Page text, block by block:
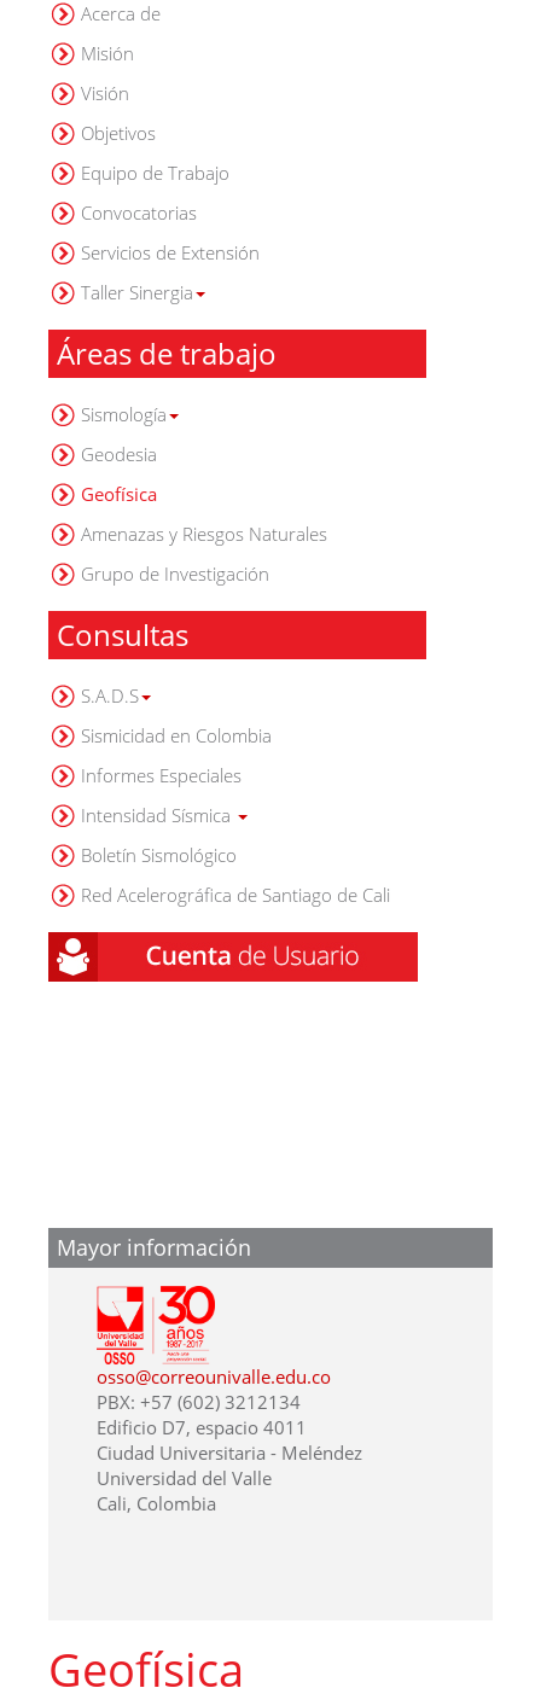
Acerca de
Misión
Visión
Objetivos
Equipo de Trabajo
Convocatorias
Servicios de Extensión
Taller Sinergia
Áreas de trabajo
Sismología
Geodesia
Geofísica
Amenazas y Riesgos Naturales
Grupo de Investigación
Consultas
S.A.D.S
Sismicidad en Colombia
Informes Especiales
Intensidad Sísmica
Boletín Sismológico
Red Acelerográfica de Santiago de Cali
Mayor información
osso@correounivalle.edu.co
PBX: +57 (602) 3212134
Edificio D7, espacio 4011
Ciudad Universitaria - Meléndez
Universidad del Valle
Cali, Colombia
Geofísica